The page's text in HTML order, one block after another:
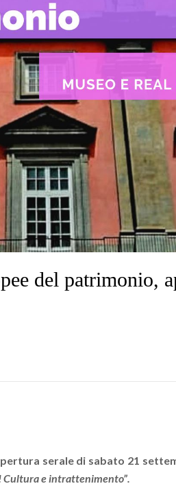
del patrimonio,
serale di sabato 21
e intrattenimento”.